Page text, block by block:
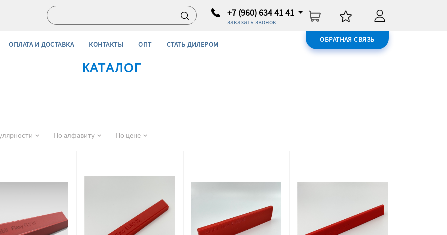
+7 (960) 634 41 41
заказать звонок
ОБРАТНАЯ СВЯЗЬ
ОПЛАТА И ДОСТАВКА КОНТАКТЫ ОПТ СТАТЬ ДИЛЕРОМ
КАТАЛОГ
По алфавиту По цене